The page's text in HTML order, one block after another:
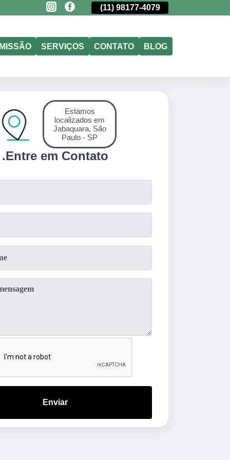
5011-6635 (11) 98177-4079
MISSÃO SERVIÇOS CONTATO BLOG
.Entre em Contato
Estamos
localizados em
Jabaquara, São
Paulo - SP
Enviar